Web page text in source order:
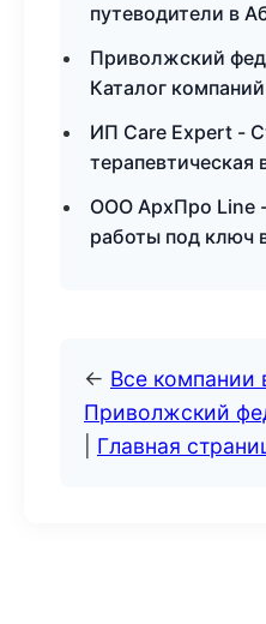
путеводители в
Приволжский
Каталог
ИП Care Expert -
терапевтическая
ООО АрхПро Line
работы под ключ
← Все компании
Приволжский
Главная